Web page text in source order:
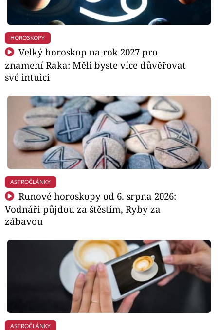
HOROSKOPY
Velký horoskop na rok 2027 pro
znamení Raka: Měli byste více důvěřovat
své intuici
ASTROČLÁNKY
Runové horoskopy od 6. srpna 2026:
Vodnáři půjdou za štěstím, Ryby za
zábavou
ASTROČLÁNKY